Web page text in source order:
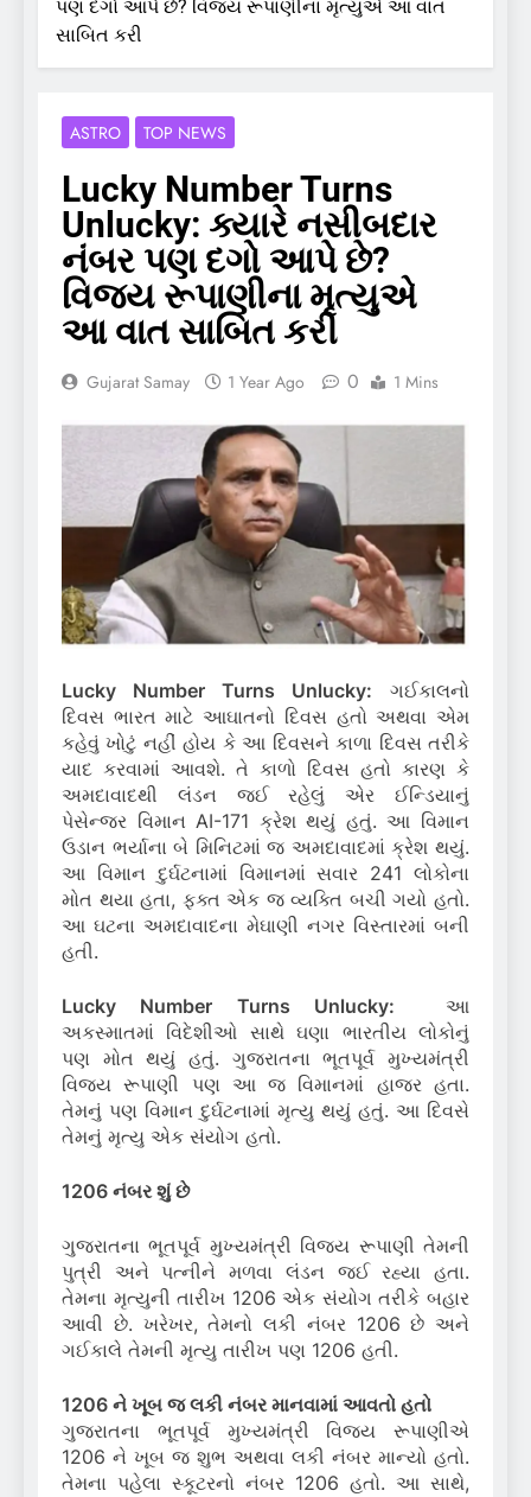
પણ દગો આપે છે? વિજય રૂપાણીના મૃત્યુએ આ વાત
સાબિત કરી
ASTRO TOP NEWS
Lucky Number Turns
Unlucky: ક્યારે નસીબદાર
નંબર પણ દગો આપે છે?
વિજય રૂપાણીના મૃત્યુએ
આ વાત સાબિત કરી
Gujarat Samay 1 Year Ago 0 1 Mins
Lucky Number Turns Unlucky: ગઈકાલનો
દિવસ ભારત માટે આઘાતનો દિવસ હતો અથવા એમ
કહેવું ખોટું નહીં હોય કે આ દિવસને કાળા દિવસ તરીકે
યાદ કરવામાં આવશે. તે કાળો દિવસ હતો કારણ કે
અમદાવાદથી લંડન જઈ રહેલું એર ઈન્ડિયાનું
પેસેન્જર વિમાન AI-171 ક્રેશ થયું હતું. આ વિમાન
ઉડાન ભર્યાના બે મિનિટમાં જ અમદાવાદમાં ક્રેશ થયું.
આ વિમાન દુર્ઘટનામાં વિમાનમાં સવાર 241 લોકોના
મોત થયા હતા, ફક્ત એક જ વ્યક્તિ બચી ગયો હતો.
આ ઘટના અમદાવાદના મેઘાણી નગર વિસ્તારમાં બની
હતી.
Lucky Number Turns Unlucky: આ
અકસ્માતમાં વિદેશીઓ સાથે ઘણા ભારતીય લોકોનું
પણ મોત થયું હતું. ગુજરાતના ભૂતપૂર્વ મુખ્યમંત્રી
વિજય રૂપાણી પણ આ જ વિમાનમાં હાજર હતા.
તેમનું પણ વિમાન દુર્ઘટનામાં મૃત્યુ થયું હતું. આ દિવસે
તેમનું મૃત્યુ એક સંયોગ હતો.
1206 નંબર શું છે
ગુજરાતના ભૂતપૂર્વ મુખ્યમંત્રી વિજય રૂપાણી તેમની
પુત્રી અને પત્નીને મળવા લંડન જઈ રહ્યા હતા.
તેમના મૃત્યુની તારીખ 1206 એક સંયોગ તરીકે બહાર
આવી છે. ખરેખર, તેમનો લકી નંબર 1206 છે અને
ગઈકાલે તેમની મૃત્યુ તારીખ પણ 1206 હતી.
1206 ને ખૂબ જ લકી નંબર માનવામાં આવતો હતો
ગુજરાતના ભૂતપૂર્વ મુખ્યમંત્રી વિજય રૂપાણીએ
1206 ને ખૂબ જ શુભ અથવા લકી નંબર માન્યો હતો.
તેમના પહેલા સ્કૂટરનો નંબર 1206 હતો. આ સાથે,